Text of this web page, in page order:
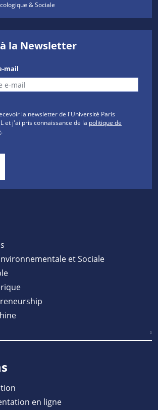
& Sociale
la Newsletter
mail
la newsletter de l'Université Paris
et j'ai pris connaissance de la politique de
.
et Sociale
en ligne